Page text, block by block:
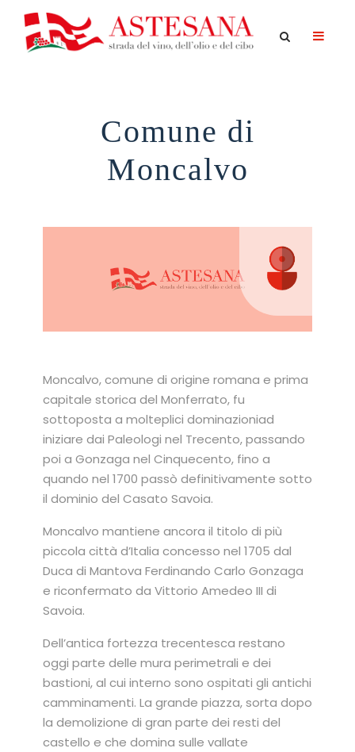
Comune di
Moncalvo
Moncalvo, comune di origine romana e prima
capitale storica del Monferrato, fu
sottoposta a molteplici dominazioniad
iniziare dai Paleologi nel Trecento, passando
poi a Gonzaga nel Cinquecento, fino a
quando nel 1700 passò definitivamente sotto
il dominio del Casato Savoia.
Moncalvo mantiene ancora il titolo di più
piccola città d’Italia concesso nel 1705 dal
Duca di Mantova Ferdinando Carlo Gonzaga
e riconfermato da Vittorio Amedeo III di
Savoia.
Dell’antica fortezza trecentesca restano
oggi parte delle mura perimetrali e dei
bastioni, al cui interno sono ospitati gli antichi
camminamenti. La grande piazza, sorta dopo
la demolizione di gran parte dei resti del
castello e che domina sulle vallate